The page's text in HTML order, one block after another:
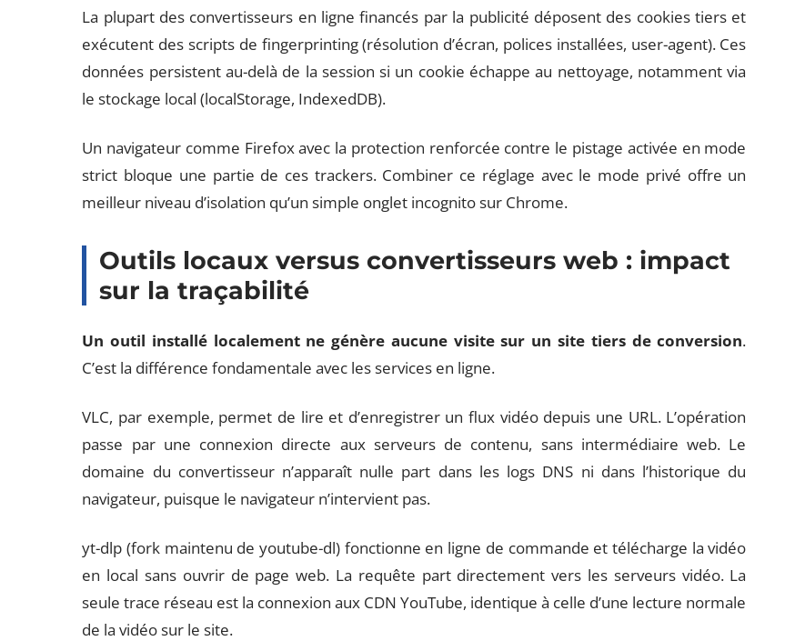
La plupart des convertisseurs en ligne financés par la publicité déposent des cookies tiers et
exécutent des scripts de fingerprinting (résolution d’écran, polices installées, user-agent). Ces
données persistent au-delà de la session si un cookie échappe au nettoyage, notamment via
le stockage local (localStorage, IndexedDB).
Un navigateur comme Firefox avec la protection renforcée contre le pistage activée en mode
strict bloque une partie de ces trackers. Combiner ce réglage avec le mode privé offre un
meilleur niveau d’isolation qu’un simple onglet incognito sur Chrome.
Outils locaux versus convertisseurs web : impact
sur la traçabilité
Un outil installé localement ne génère aucune visite sur un site tiers de conversion.
C’est la différence fondamentale avec les services en ligne.
VLC, par exemple, permet de lire et d’enregistrer un flux vidéo depuis une URL. L’opération
passe par une connexion directe aux serveurs de contenu, sans intermédiaire web. Le
domaine du convertisseur n’apparaît nulle part dans les logs DNS ni dans l’historique du
navigateur, puisque le navigateur n’intervient pas.
yt-dlp (fork maintenu de youtube-dl) fonctionne en ligne de commande et télécharge la vidéo
en local sans ouvrir de page web. La requête part directement vers les serveurs vidéo. La
seule trace réseau est la connexion aux CDN YouTube, identique à celle d’une lecture normale
de la vidéo sur le site.